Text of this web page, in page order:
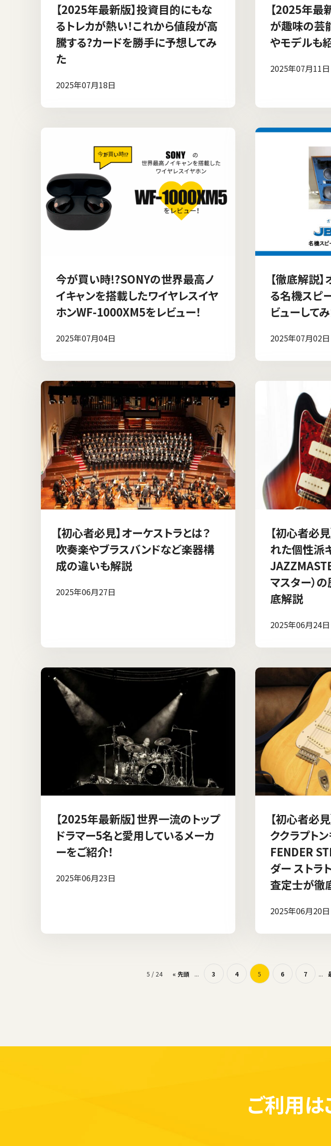
【2025年最新版】投資目的にもな
るトレカが熱い！これから値段が高
騰する?カードを勝手に予想してみ
た
2025年07月18日
【2025年最
が趣味の芸
やモデルも
2025年07月11日
今が買い時!?SONYの世界最高ノ
イキャンを搭載したワイヤレスイヤ
ホンWF-1000XM5をレビュー！
2025年07月04日
【徹底解説
る名機スピ
ビューしてみ
2025年07月02日
【初心者必見】オーケストラとは？
吹奏楽やブラスバンドなど楽器構
成の違いも解説
2025年06月27日
【初心者必
れた個性派
マスター）
底解説
2025年06月24日
【2025年最新版】世界一流のトップ
ドラマー5名と愛用しているメーカ
ーをご紹介！
2025年06月23日
【初心者必
ククラプト
FENDER
ダー ストラ
査定士が徹
2025年06月20日
5 / 24 « 先頭 ... 3 4 5 6 7 ...
ご利用は